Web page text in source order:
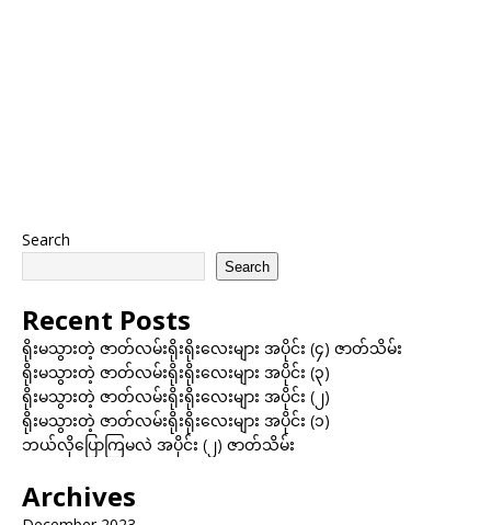
Search
Search
Recent Posts
ရိုးမသွားတဲ့ ဇာတ်လမ်းရိုးရိုးလေးများ အပိုင်း (၄) ဇာတ်သိမ်း
ရိုးမသွားတဲ့ ဇာတ်လမ်းရိုးရိုးလေးများ အပိုင်း (၃)
ရိုးမသွားတဲ့ ဇာတ်လမ်းရိုးရိုးလေးများ အပိုင်း (၂)
ရိုးမသွားတဲ့ ဇာတ်လမ်းရိုးရိုးလေးများ အပိုင်း (၁)
ဘယ်လိုပြောကြမလဲ အပိုင်း (၂) ဇာတ်သိမ်း
Archives